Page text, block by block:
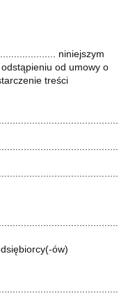
niniejszym
od umowy o
treści
ów)